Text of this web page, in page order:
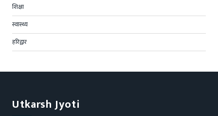
शिक्षा
स्वास्थ्य
हरिद्वार
Utkarsh Jyoti